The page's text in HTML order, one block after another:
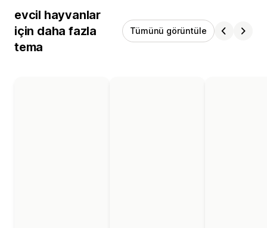
evcil hayvanlar
için daha fazla
tema
Tümünü görüntüle